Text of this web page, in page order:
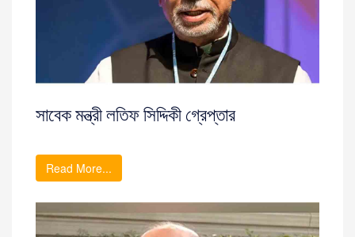
সাবেক মন্ত্রী লতিফ সিদ্দিকী গ্রেপ্তার
Read More...